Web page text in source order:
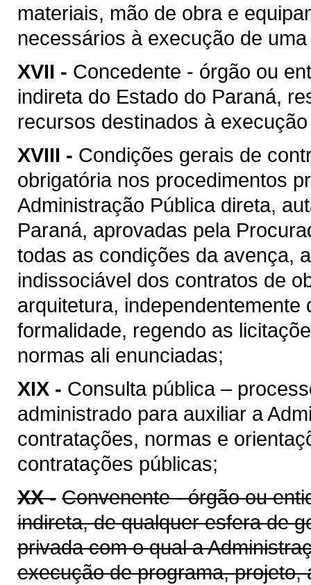
materiais, mão de obra e
necessários à execução de
XVII - Concedente - órgão ou
indireta do Estado do Paraná,
recursos destinados à
XVIII - Condições gerais de
obrigatória nos procedimentos
Administração Pública direta,
Paraná, aprovadas pela
todas as condições da avença,
indissociável dos contratos de
arquitetura,
formalidade, regendo as
normas ali enunciadas;
XIX - Consulta pública –
administrado para auxiliar a
contratações, normas e
contratações públicas;
XX - Convenente - órgão ou
indireta, de qualquer esfera de
privada com o qual a
execução de programa,